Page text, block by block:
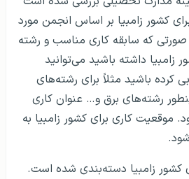
کشور زامبیا بر اساس انجمن مورد
صورتی که سابقه کاری مناسب و رشته
داشته باشید می‌توانید
کرده باشید مثلاً برای رشته‌های
رشته‌های برق و… عنوان کاری
موقعیت کاری برای کشور زامبیا به
کشور زامبیا دسته‌بندی شده است.